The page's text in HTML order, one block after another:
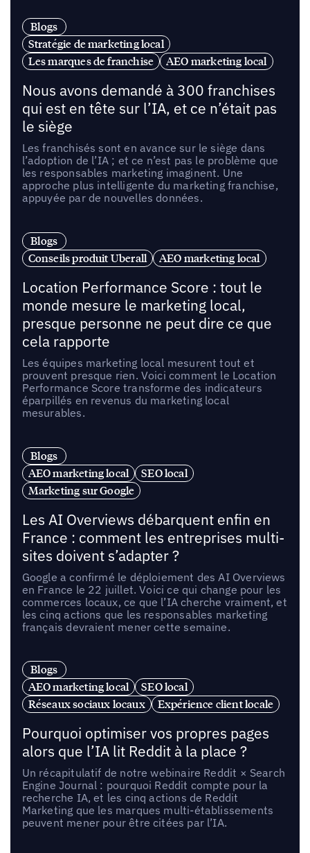
Blogs
Stratégie de marketing local
Les marques de franchise
AEO marketing local
Nous avons demandé à 300 franchises
qui est en tête sur l’IA, et ce n’était pas
le siège
Les franchisés sont en avance sur le siège dans
l’adoption de l’IA ; et ce n’est pas le problème que
les responsables marketing imaginent. Une
approche plus intelligente du marketing franchise,
appuyée par de nouvelles données.
Blogs
Conseils produit Uberall
AEO marketing local
Location Performance Score : tout le
monde mesure le marketing local,
presque personne ne peut dire ce que
cela rapporte
Les équipes marketing local mesurent tout et
prouvent presque rien. Voici comment le Location
Performance Score transforme des indicateurs
éparpillés en revenus du marketing local
mesurables.
Blogs
AEO marketing local
SEO local
Marketing sur Google
Les AI Overviews débarquent enfin en
France : comment les entreprises multi-
sites doivent s’adapter ?
Google a confirmé le déploiement des AI Overviews
en France le 22 juillet. Voici ce qui change pour les
commerces locaux, ce que l’IA cherche vraiment, et
les cinq actions que les responsables marketing
français devraient mener cette semaine.
Blogs
AEO marketing local
SEO local
Réseaux sociaux locaux
Expérience client locale
Pourquoi optimiser vos propres pages
alors que l’IA lit Reddit à la place ?
Un récapitulatif de notre webinaire Reddit × Search
Engine Journal : pourquoi Reddit compte pour la
recherche IA, et les cinq actions de Reddit
Marketing que les marques multi-établissements
peuvent mener pour être citées par l’IA.